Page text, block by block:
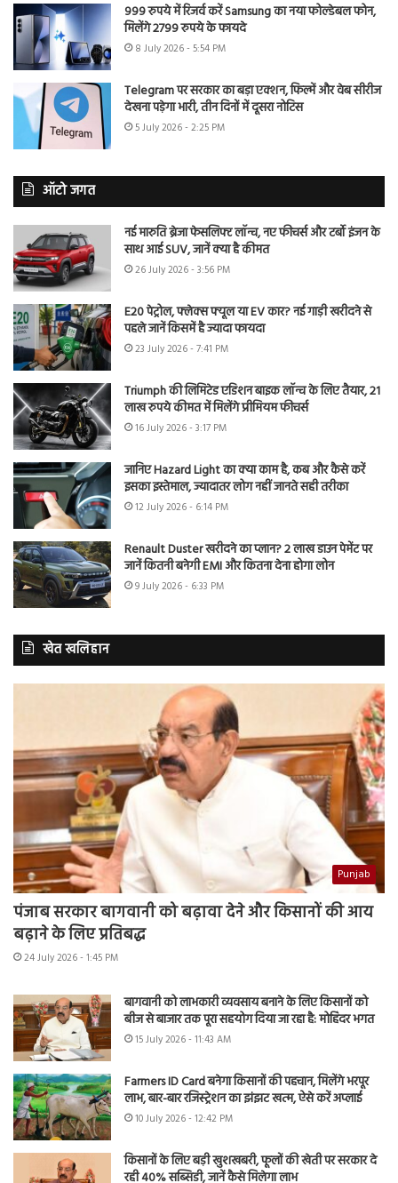
999 रुपये में रिजर्व करें Samsung का नया फोल्डेबल फोन,
मिलेंगे 2799 रुपये के फायदे
8 July 2026 - 5:54 PM
Telegram पर सरकार का बड़ा एक्शन, फिल्में और वेब सीरीज
देखना पड़ेगा भारी, तीन दिनों में दूसरा नोटिस
5 July 2026 - 2:25 PM
ऑटो जगत
नई मारुति ब्रेजा फेसलिफ्ट लॉन्च, नए फीचर्स और टर्बो इंजन के
साथ आई SUV, जानें क्या है कीमत
26 July 2026 - 3:56 PM
E20 पेट्रोल, फ्लेक्स फ्यूल या EV कार? नई गाड़ी खरीदने से
पहले जानें किसमें है ज्यादा फायदा
23 July 2026 - 7:41 PM
Triumph की लिमिटेड एडिशन बाइक लॉन्च के लिए तैयार, 21
लाख रुपये कीमत में मिलेंगे प्रीमियम फीचर्स
16 July 2026 - 3:17 PM
जानिए Hazard Light का क्या काम है, कब और कैसे करें
इसका इस्तेमाल, ज्यादातर लोग नहीं जानते सही तरीका
12 July 2026 - 6:14 PM
Renault Duster खरीदने का प्लान? 2 लाख डाउन पेमेंट पर
जानें कितनी बनेगी EMI और कितना देना होगा लोन
9 July 2026 - 6:33 PM
खेत खलिहान
Punjab
पंजाब सरकार बागवानी को बढ़ावा देने और किसानों की आय
बढ़ाने के लिए प्रतिबद्ध
24 July 2026 - 1:45 PM
बागवानी को लाभकारी व्यवसाय बनाने के लिए किसानों को
बीज से बाजार तक पूरा सहयोग दिया जा रहा है: मोहिंदर भगत
15 July 2026 - 11:43 AM
Farmers ID Card बनेगा किसानों की पहचान, मिलेंगे भरपूर
लाभ, बार-बार रजिस्ट्रेशन का झंझट खत्म, ऐसे करें अप्लाई
10 July 2026 - 12:42 PM
किसानों के लिए बड़ी खुशखबरी, फूलों की खेती पर सरकार दे
रही 40% सब्सिडी, जानें कैसे मिलेगा लाभ